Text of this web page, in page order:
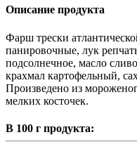
Описание продукта
Фарш трески
панировочные, лук
подсолнечное, масло
крахмал картофельный,
Произведено из
мелких косточек.
В 100 г продукта: